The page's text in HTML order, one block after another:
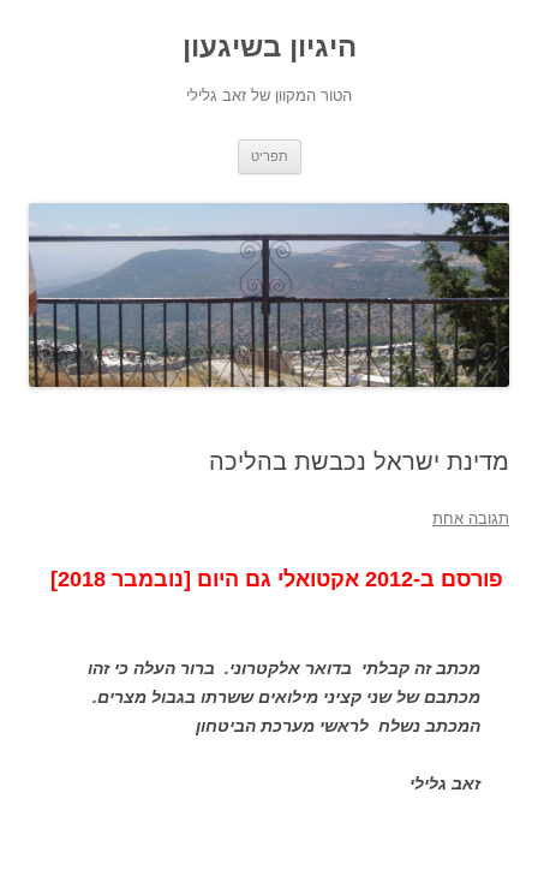
היגיון בשיגעון
הטור המקוון של זאב גלילי
תפריט
מדינת ישראל נכבשת בהליכה
תגובה אחת
פורסם ב-2012 אקטואלי גם היום [נובמבר 2018]
מכתב זה קבלתי בדואר אלקטרוני. ברור העלה כי זהו
מכתבם של שני קציני מילואים ששרתו בגבול מצרים.
המכתב נשלח לראשי מערכת הביטחון
זאב גלילי